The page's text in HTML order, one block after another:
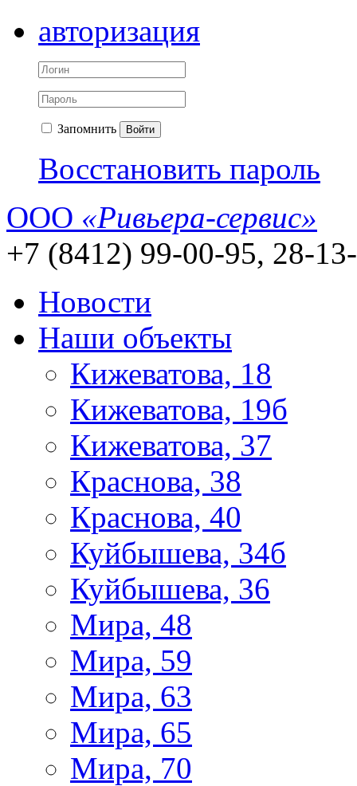
авторизация
Запомнить Войти
Восстановить пароль
ООО «Ривьера-сервис»
+7 (8412) 99-00-95, 28-
Новости
Наши объекты
Кижеватова, 18
Кижеватова, 19б
Кижеватова, 37
Краснова, 38
Краснова, 40
Куйбышева, 34б
Куйбышева, 36
Мира, 48
Мира, 59
Мира, 63
Мира, 65
Мира, 70